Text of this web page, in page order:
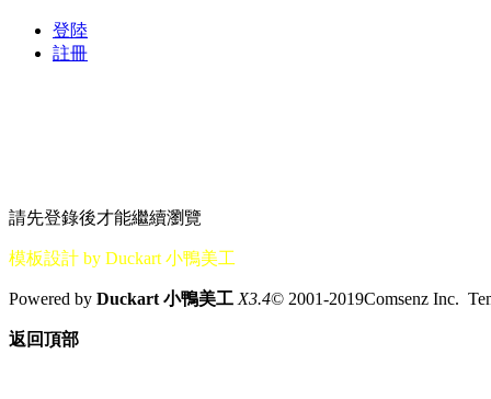
登陸
註冊
請先登錄後才能繼續瀏覽
模板設計 by Duckart 小鴨美工
Powered by Duckart 小鴨美工 X3.4© 2001-2019Comsenz Inc.
返回頂部